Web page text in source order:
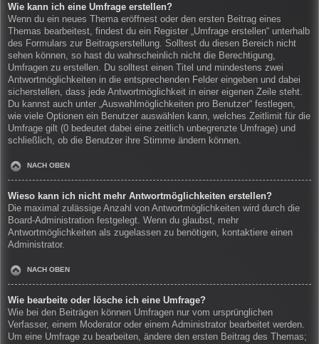
Wie kann ich eine Umfrage erstellen?
Wenn du ein neues Thema eröffnest oder den ersten Beitrag eines
Themas bearbeitest, findest du ein Register „Umfrage erstellen“ unterhalb
des Formulars zur Beitragserstellung. Solltest du diesen Bereich nicht
sehen können, so hast du wahrscheinlich nicht die Berechtigung,
Umfragen zu erstellen. Du solltest einen Titel und mindestens zwei
Antwortmöglichkeiten in die entsprechenden Felder eingeben und dabei
sicherstellen, dass jede Antwortmöglichkeit in einer eigenen Zeile steht.
Du kannst auch unter „Auswahlmöglichkeiten pro Benutzer“ festlegen,
wie viele Optionen ein Benutzer auswählen kann, welches Zeitlimit für die
Umfrage gilt (0 bedeutet dabei eine zeitlich unbegrenzte Umfrage) und
schließlich, ob die Benutzer ihre Stimme ändern können.
NACH OBEN
Wieso kann ich nicht mehr Antwortmöglichkeiten erstellen?
Die maximal zulässige Anzahl von Antwortmöglichkeiten wird durch die
Board-Administration festgelegt. Wenn du glaubst, mehr
Antwortmöglichkeiten als zugelassen zu benötigen, kontaktiere einen
Administrator.
NACH OBEN
Wie bearbeite oder lösche ich eine Umfrage?
Wie bei den Beiträgen können Umfragen nur vom ursprünglichen
Verfasser, einem Moderator oder einem Administrator bearbeitet werden.
Um eine Umfrage zu bearbeiten, ändere den ersten Beitrag des Themas;